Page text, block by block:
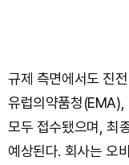
규제 측면에서도 진
유럽의약품청(EMA),
모두 접수됐으며, 최
예상된다. 회사는 오